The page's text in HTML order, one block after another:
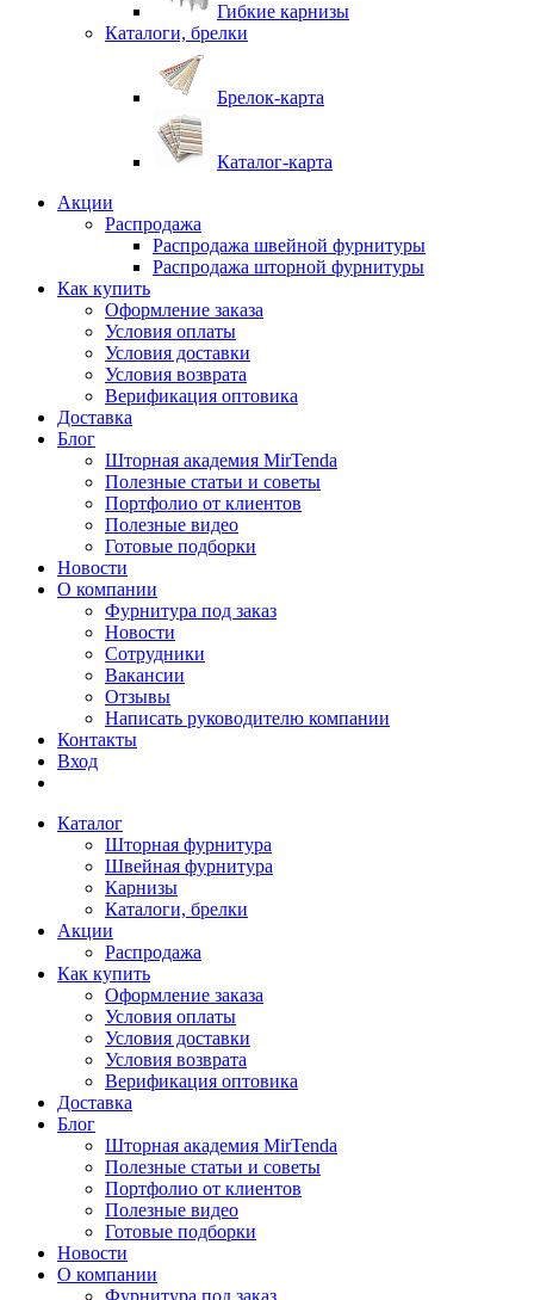
Гибкие карнизы
Каталоги, брелки
Брелок-карта
Каталог-карта
Акции
Распродажа
Распродажа швейной фурнитуры
Распродажа шторной фурнитуры
Как купить
Оформление заказа
Условия оплаты
Условия доставки
Условия возврата
Верификация оптовика
Доставка
Блог
Шторная академия MirTenda
Полезные статьи и советы
Портфолио от клиентов
Полезные видео
Готовые подборки
Новости
О компании
Фурнитура под заказ
Новости
Сотрудники
Вакансии
Отзывы
Написать руководителю компании
Контакты
Вход
Каталог
Шторная фурнитура
Швейная фурнитура
Карнизы
Каталоги, брелки
Акции
Распродажа
Как купить
Оформление заказа
Условия оплаты
Условия доставки
Условия возврата
Верификация оптовика
Доставка
Блог
Шторная академия MirTenda
Полезные статьи и советы
Портфолио от клиентов
Полезные видео
Готовые подборки
Новости
О компании
Фурнитура под заказ